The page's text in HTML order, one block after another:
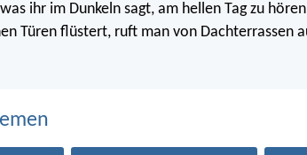
ihr im Dunkeln sagt, am hellen Tag zu
Türen flüstert, ruft man von Dachterrassen